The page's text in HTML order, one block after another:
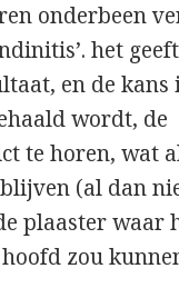
onderbeen
het
en de kans
wordt, de
te horen, wat
(al dan
plaaster waar
zou